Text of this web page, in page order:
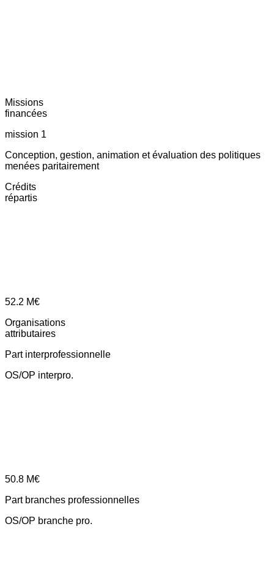
Missions
financées
mission 1
Conception, gestion, animation et évaluation des politiques
menées paritairement
Crédits
répartis
52.2 M€
Organisations
attributaires
Part interprofessionnelle
OS/OP interpro.
50.8 M€
Part branches professionnelles
OS/OP branche pro.